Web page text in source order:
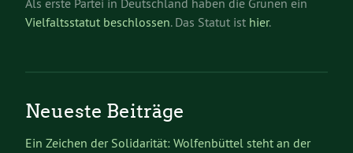
Als erste Partei in Deutschland haben die Grünen ein
Vielfaltsstatut beschlossen. Das Statut ist hier.
Neueste Beiträge
Ein Zeichen der Solidarität: Wolfenbüttel steht an der